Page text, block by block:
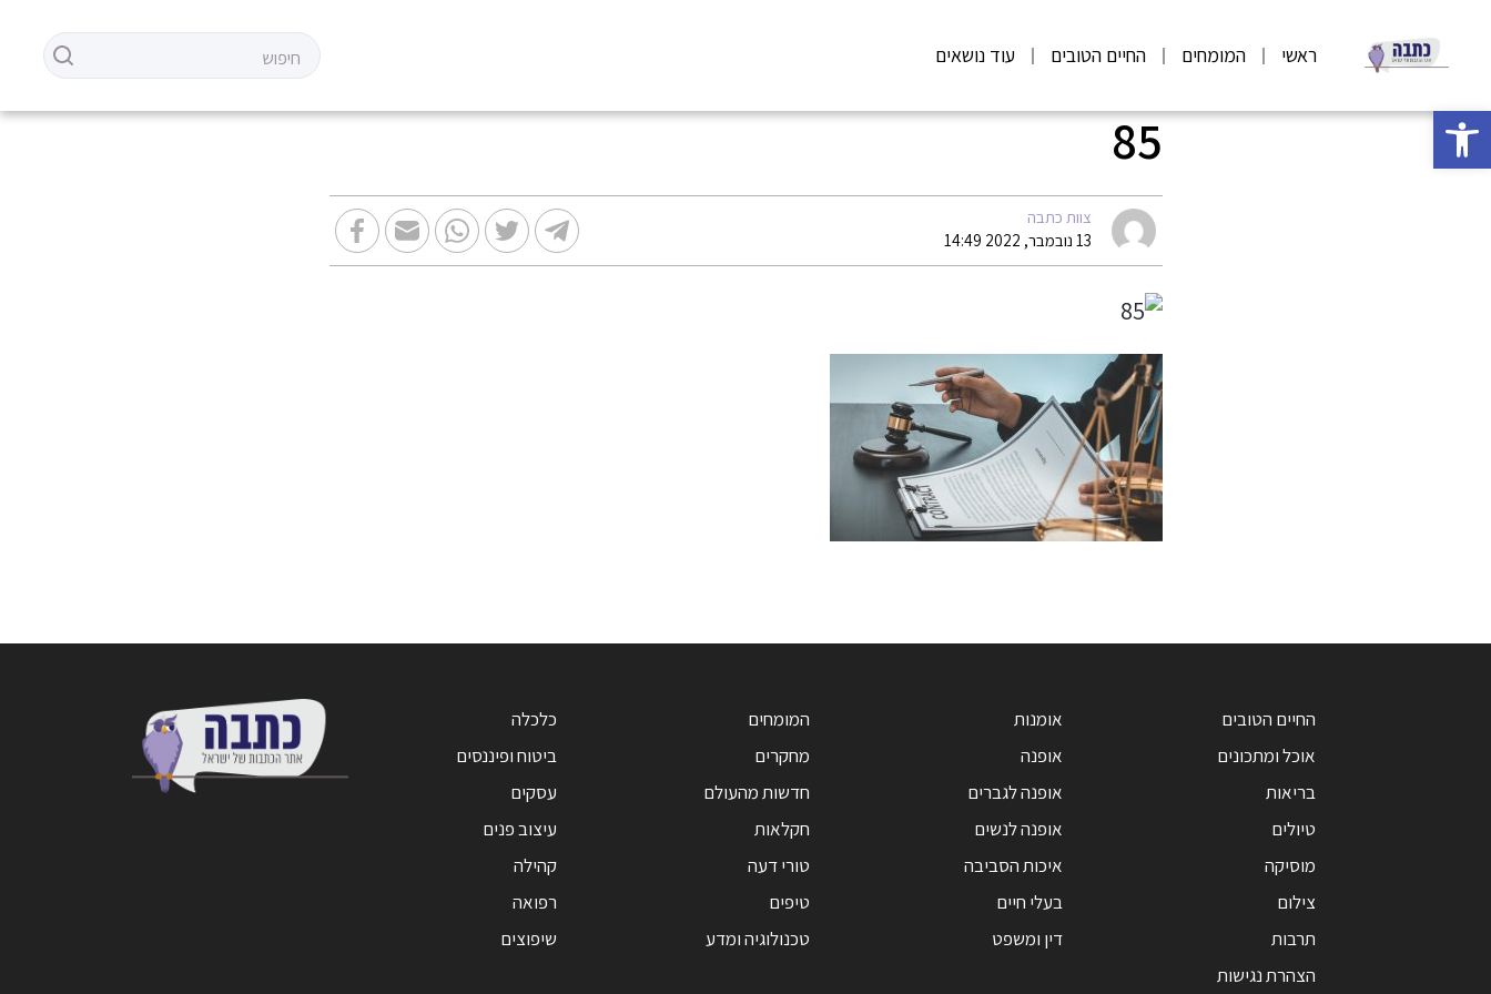
פתח סרגל נגישות
ראשי המומחים החיים הטובים עוד נושאים
85
צוות כתבה
13 נובמבר, 2022 14:49
החיים הטובים
אוכל ומתכונים
בריאות
טיולים
מוסיקה
צילום
תרבות
הצהרת נגישות
אומנות
אופנה
אופנה לגברים
אופנה לנשים
איכות הסביבה
בעלי חיים
דין ומשפט
המומחים
מחקרים
חדשות מהעולם
חקלאות
טורי דעה
טיפים
טכנולוגיה ומדע
כלכלה
ביטוח ופיננסים
עסקים
עיצוב פנים
קהילה
רפואה
שיפוצים